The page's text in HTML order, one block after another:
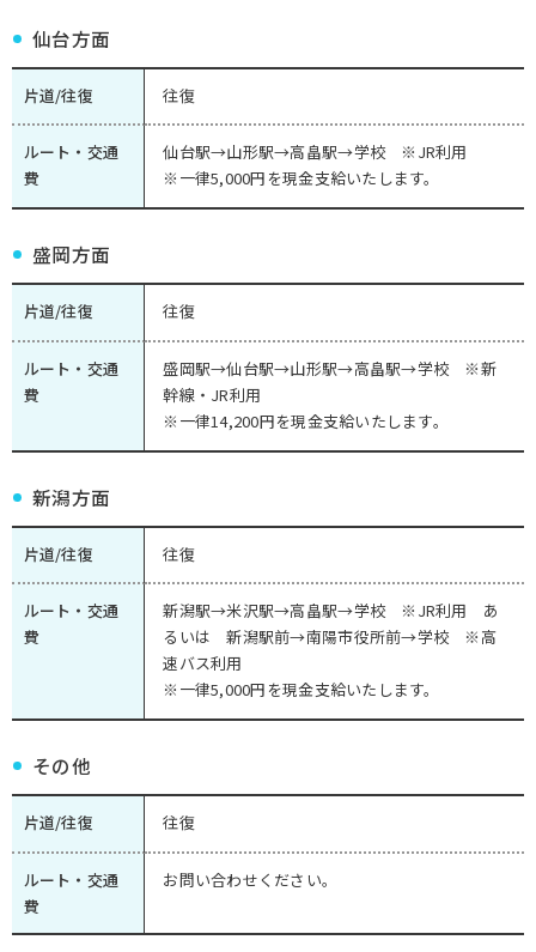
仙台方面
片道/往復 往復
ルート・交通
費
仙台駅→山形駅→高畠駅→学校 ※JR利用
※一律5,000円を現金支給いたします。
盛岡方面
片道/往復 往復
ルート・交通
費
盛岡駅→仙台駅→山形駅→高畠駅→学校 ※新
幹線・JR利用
※一律14,200円を現金支給いたします。
新潟方面
片道/往復 往復
ルート・交通
費
新潟駅→米沢駅→高畠駅→学校 ※JR利用 あ
るいは 新潟駅前→南陽市役所前→学校 ※高
速バス利用
※一律5,000円を現金支給いたします。
その他
片道/往復 往復
ルート・交通
費
お問い合わせください。